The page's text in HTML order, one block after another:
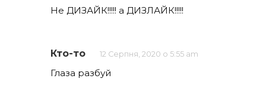
Не ДИЗАЙК!!!!! а ДИЗЛАЙК!!!!!
Кто-то 12 Серпня, 2020 о 5:55 am
Глаза разбуй